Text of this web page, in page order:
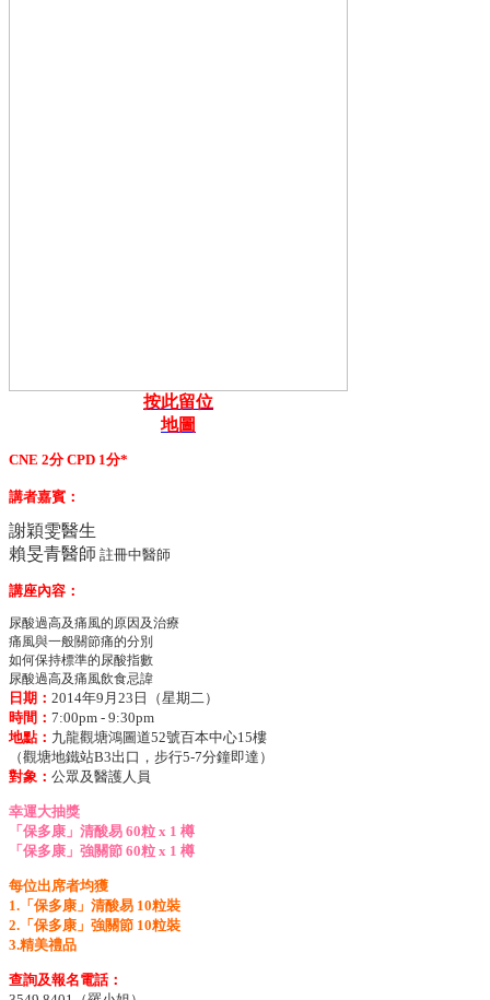
按此留位
地圖
CNE 2分 CPD 1分*
講者嘉賓：
謝穎雯醫生
賴旻青醫師 註冊中醫師
講座內容：
尿酸過高及痛風的原因及治療
痛風與一般關節痛的分別
如何保持標準的尿酸指數
尿酸過高及痛風飲食忌諱
日期： 2014年9月23日（星期二）
時間： 7:00pm - 9:30pm
地點： 九龍觀塘鴻圖道52號百本中心15樓
（觀塘地鐵站B3出口，步行5-7分鐘即達）
對象： 公眾及醫護人員
幸運大抽獎
「保多康」清酸易 60粒 x 1 樽
「保多康」強關節 60粒 x 1 樽
每位出席者均獲
1.「保多康」清酸易 10粒裝
2.「保多康」強關節 10粒裝
3.精美禮品
查詢及報名電話：